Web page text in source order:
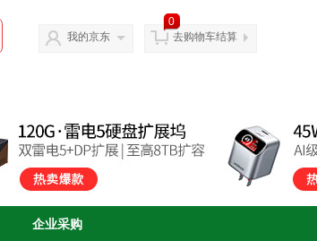
我的京东
0
去购物车结算
企业采购